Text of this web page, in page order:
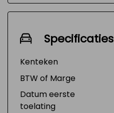
Specificaties
Kenteken
BTW of Marge
Datum eerste
toelating